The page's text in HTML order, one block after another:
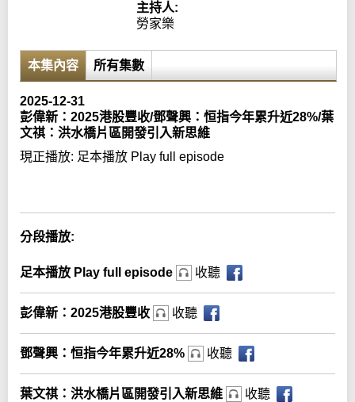
主持人:
勞家樂
本集內容 所有集數
2025-12-31
彭偉新：2025港股豐收/鄧聲興：恒指今年累升近28%/葉
文祺：洪水橋片區開發引入新思維
現正播放: 足本播放 Play full episode
分段播放:
足本播放 Play full episode 收聽
彭偉新：2025港股豐收 收聽
鄧聲興：恒指今年累升近28% 收聽
葉文祺：洪水橋片區開發引入新思維 收聽